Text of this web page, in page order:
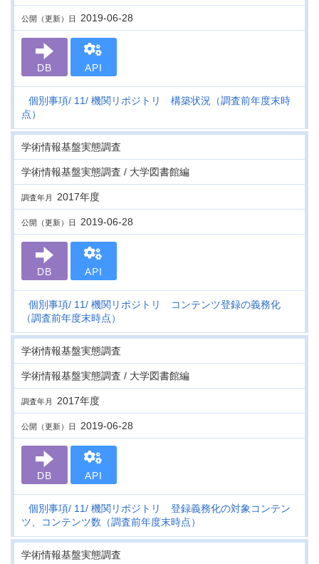
公開（更新）日 2019-06-28
DB API
個別事項 11 機関リポジトリ 構築状況（調査前年度末時
点）
学術情報基盤実態調査
学術情報基盤実態調査 / 大学図書館編
調査年月 2017年度
公開（更新）日 2019-06-28
DB API
個別事項 11 機関リポジトリ コンテンツ登録の義務化
（調査前年度末時点）
学術情報基盤実態調査
学術情報基盤実態調査 / 大学図書館編
調査年月 2017年度
公開（更新）日 2019-06-28
DB API
個別事項 11 機関リポジトリ 登録義務化の対象コンテン
ツ、コンテンツ数（調査前年度末時点）
学術情報基盤実態調査